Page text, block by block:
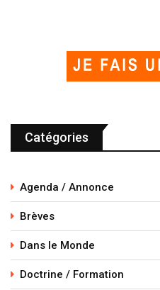
Catégories
Agenda / Annonce
Brèves
Dans le Monde
Doctrine / Formation